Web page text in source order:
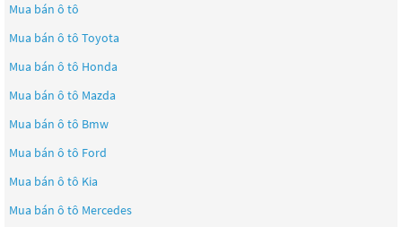
Mua bán ô tô
Mua bán ô tô Toyota
Mua bán ô tô Honda
Mua bán ô tô Mazda
Mua bán ô tô Bmw
Mua bán ô tô Ford
Mua bán ô tô Kia
Mua bán ô tô Mercedes